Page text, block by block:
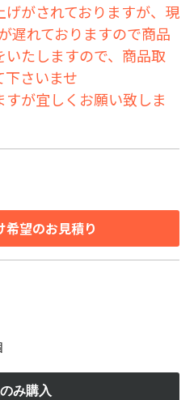
がされておりますが、現
遅れておりますので商品
たしますので、商品取
さいませ
が宜しくお願い致しま
希望のお見積り